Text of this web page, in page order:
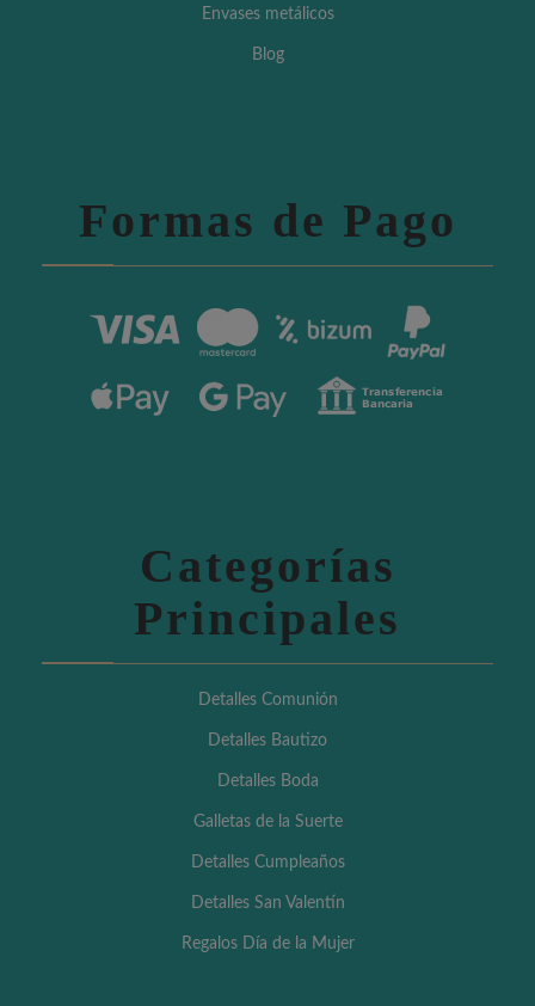
Envases metálicos
Blog
Formas de Pago
Categorías
Principales
Detalles Comunión
Detalles Bautizo
Detalles Boda
Galletas de la Suerte
Detalles Cumpleaños
Detalles San Valentín
Regalos Día de la Mujer